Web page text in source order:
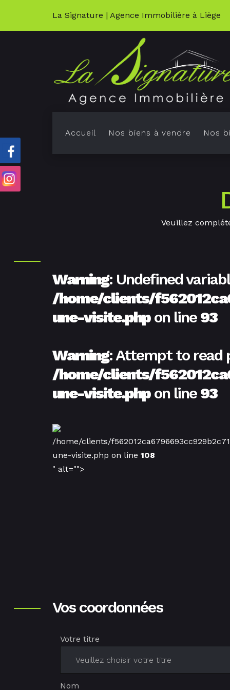
La Signature | Agence Immobilière à Liège
Accueil Nos biens à vendre Nos
Veuillez
Warning: Undefined
/home/clients/
une-visite.phpon line 93
Warning: Attempt to read
/home/clients/
une-visite.phpon line 93
/home/clients/
une-visite.php on line 108
" alt="">
Vos coordonnées
Votre titre
Nom